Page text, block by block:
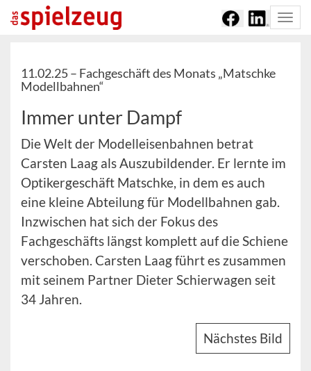
11.02.25 – Fachgeschäft des Monats „Matschke
Modellbahnen“
Immer unter Dampf
Die Welt der Modelleisenbahnen betrat
Carsten Laag als Auszubildender. Er lernte im
Optikergeschäft Matschke, in dem es auch
eine kleine Abteilung für Modellbahnen gab.
Inzwischen hat sich der Fokus des
Fachgeschäfts längst komplett auf die Schiene
verschoben. Carsten Laag führt es zusammen
mit seinem Partner Dieter Schierwagen seit
34 Jahren.
Nächstes Bild